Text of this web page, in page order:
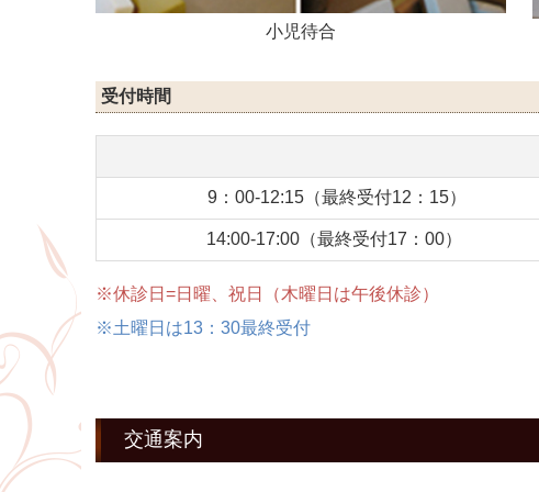
小児待合
受付時間
9：00-12:15（最終受付12：15）
14:00-17:00（最終受付17：00）
※休診日=日曜、祝日（木曜日は午後休診）
※土曜日は13：30最終受付
交通案内